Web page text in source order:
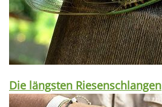
Die längsten Riesenschlangen